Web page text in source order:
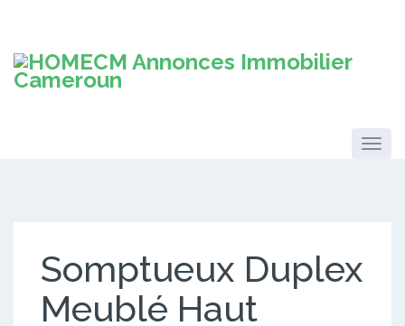
Somptueux Duplex
Meublé Haut